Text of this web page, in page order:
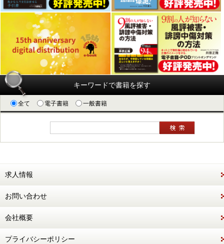
キーワードで書籍を探す
全て 電子書籍 一般書籍
求人情報
お問い合わせ
会社概要
プライバシーポリシー